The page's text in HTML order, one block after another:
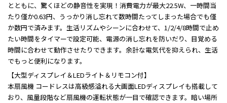
とともに、驚くほどの静音性を実現！消費電力が最大22.5W、一時間当
たり僅か0.63円、うっかり消し忘れて数時間たってしまった場合でも僅
か数円で済みます。生活リズムやシーンに合わせて、1/2/4/8時間で止め
たい時間をタイマーで設定可能、電源の消し忘れを防いだり、目覚める
時間に合わせて動作させたりできます。余計な電気代を抑えられ、生活
でもっと便利になります。
【大型ディスプレイ＆LEDライト＆リモコン付】
本扇風機 コードレスは高級感溢れる大画面LEDディスプレイも搭載して
おり、風量段階など扇風機の運転状態が一目で確認できます。暗い場所